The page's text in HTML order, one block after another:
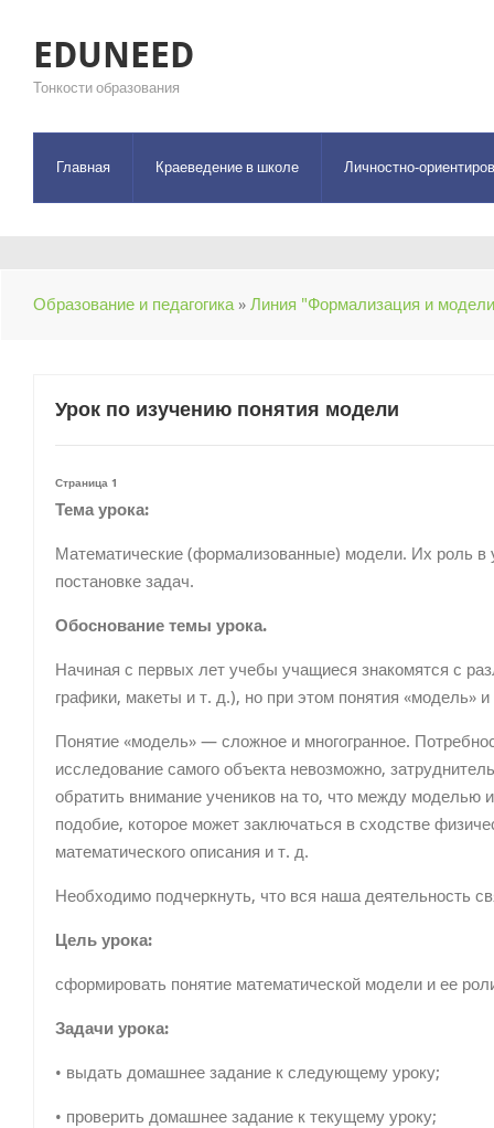
EDUNEED
Тонкости образования
Главная Краеведение в школе Личностно-
Образование и педагогика» Линия "Формализация и
Урок по изучению понятия модели
Страница 1
Тема урока:
Математические (форма­лизованные) модели. Их роль в
постанов­ке задач.
Обоснование темы урока.
Начиная с первых лет учебы учащиеся знакомятся с
графики, макеты и т. д.), но при этом понятия «модель»
Понятие «модель» — сложное и много­гранное.
исследование самого объекта невозможно,
обратить вни­мание учеников на то, что между моделью
подобие, которое может заключаться в сходстве
математического описания и т. д.
Необходимо подчеркнуть, что вся наша деятельность
Цель урока:
сформировать понятие математической модели и ее
Задачи урока:
• выдать домашнее задание к следу­ющему уроку;
• проверить домашнее задание к те­кущему уроку;